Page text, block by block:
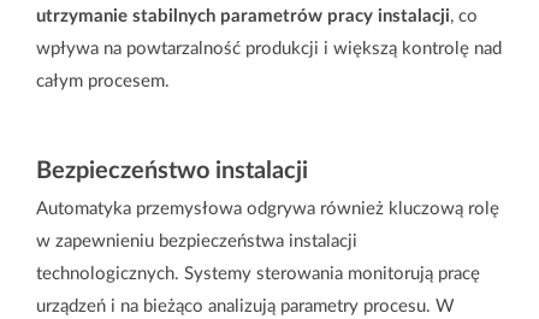
utrzymanie stabilnych parametrów pracy instalacji, co
wpływa na powtarzalność produkcji i większą kontrolę nad
całym procesem.
Bezpieczeństwo instalacji
Automatyka przemysłowa odgrywa również kluczową rolę
w zapewnieniu bezpieczeństwa instalacji
technologicznych. Systemy sterowania monitorują pracę
urządzeń i na bieżąco analizują parametry procesu. W